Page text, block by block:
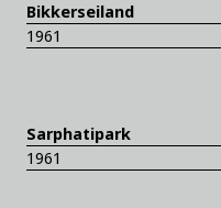
Bikkerseiland
1961
Sarphatipark
1961